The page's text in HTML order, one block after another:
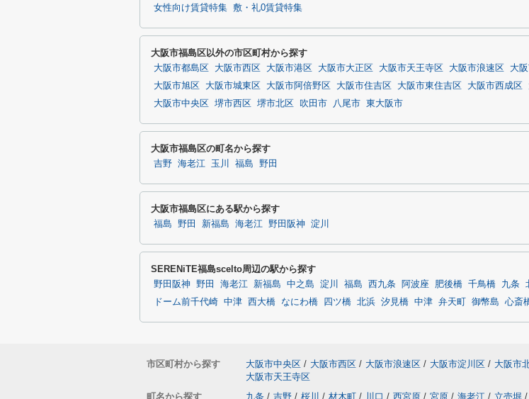
女性向け賃貸特集 敷・礼0賃貸特集
大阪市福島区以外の市区町村から探す
大阪市都島区 大阪市西区 大阪市港区 大阪市大正区 大阪市天王寺区 大阪市浪速区 大
大阪市旭区
大阪市城東区 大阪市阿倍野区 大阪市住吉区 大阪市東住吉区 大阪市西成区
大阪市中央区
堺市西区 堺市北区 吹田市 八尾市 東大阪市
大阪市福島区の町名から探す
吉野 海老江 玉川 福島 野田
大阪市福島区にある駅から探す
福島 野田 新福島 海老江 野田阪神 淀川
SERENiTE福島scelto周辺の駅から探す
野田阪神 野田 海老江 新福島 中之島 淀川 福島 西九条 阿波座 肥後橋 千鳥橋 九条
ドーム前千代崎 中津 西大橋 なにわ橋 四ツ橋 北浜 汐見橋 中津 弁天町 御幣島 心斎
市区町村から探す 大阪市中央区 / 大阪市西区 / 大阪市浪速区 / 大阪市淀川区 / 大阪市
大阪市天王寺区
町名から探す
九条 / 吉野 / 桜川 / 材木町 / 川口 / 西宮原 / 宮原 / 海老江 / 立売堀 /